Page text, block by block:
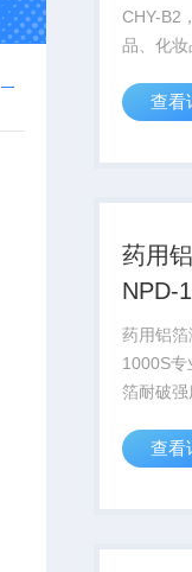
CHY-B2
品、化
瓶、塑
检机构
查看
药用
NPD-
药用铝
1000S专
箔耐破
机构,检
查看